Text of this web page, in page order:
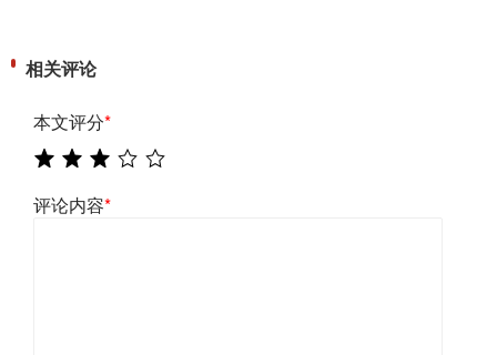
相关评论
本文评分*
评论内容*